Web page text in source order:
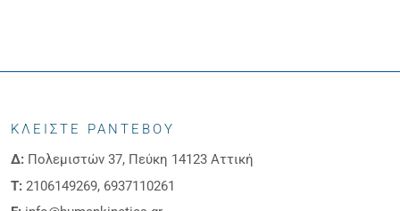
ΚΛΕΙΣΤΕ ΡΑΝΤΕΒΟΥ
Δ:Πολεμιστών 37, Πεύκη 14123 Αττική
Τ:2106149269, 6937110261